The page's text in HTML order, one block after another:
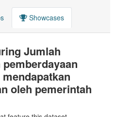
Showcases
Jumlah
oleh pemerintah